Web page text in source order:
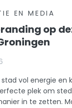
EN MEDIA
op
vol energie en
plek om
in te zetten.